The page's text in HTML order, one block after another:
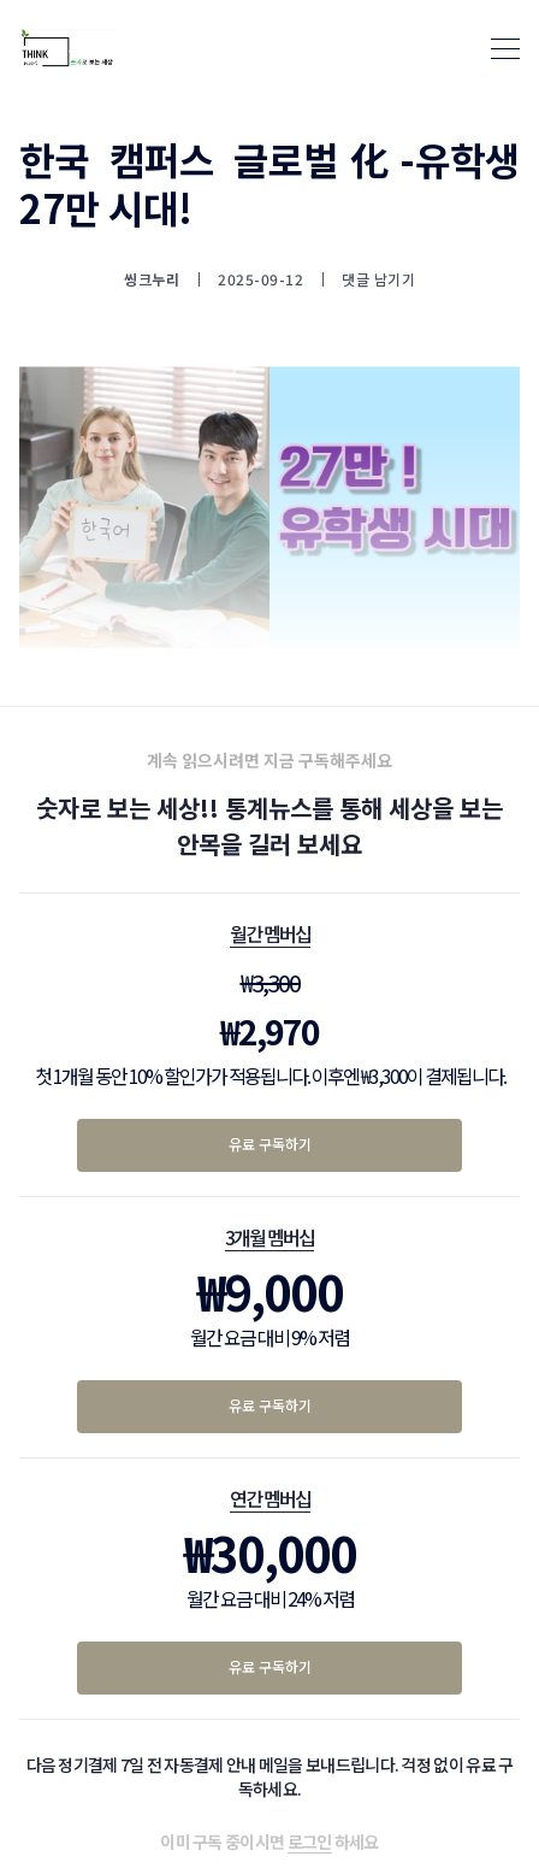
한국 캠퍼스 글로벌化-유학생
27만 시대!
씽크누리 2025-09-12 댓글 남기기
계속 읽으시려면 지금 구독해주세요
숫자로 보는 세상!! 통계뉴스를 통해 세상을 보는
안목을 길러 보세요
월간 멤버십
₩3,300
₩2,970
첫 1개월 동안 10% 할인가가 적용됩니다. 이후엔 ₩3,300이 결제됩니다.
유료 구독하기
3개월 멤버십
₩9,000
월간 요금 대비 9% 저렴
유료 구독하기
연간 멤버십
₩30,000
월간 요금 대비 24% 저렴
유료 구독하기
다음 정기결제 7일 전 자동결제 안내 메일을 보내드립니다. 걱정 없이 유료 구
독하세요.
이미 구독 중이시면 로그인하세요